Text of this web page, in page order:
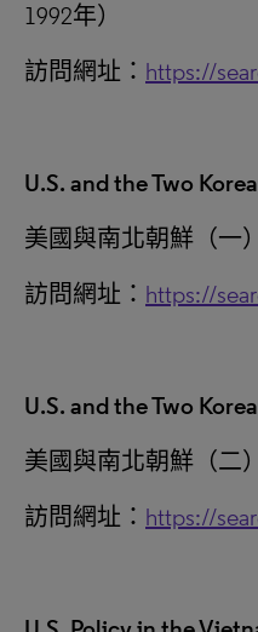
1992年）
訪問網址： https://
U.S. and the Two
美國與南北朝鮮（一
訪問網址： https://
U.S. and the Two
美國與南北朝鮮（二
訪問網址： https://